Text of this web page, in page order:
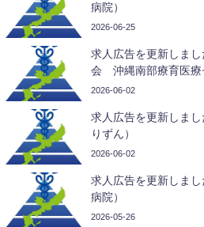
病院）
2026-06-25
求人広告を更新しま
会 沖縄南部療育医療
2026-06-02
求人広告を更新しま
りずん）
2026-06-02
求人広告を更新しま
病院）
2026-05-26